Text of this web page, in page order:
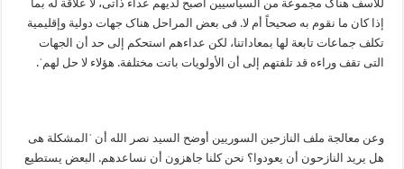
للأسف هناک مجموعة من السیاسیین أصبح لدیهم عداء ذاتی، لا علاقة له بما
إذا کان ما نقوم به صحیحاً أم لا. فی بعض المراحل هناک جهات دولیة وإقلیمیة
تکلف جماعات تابعة لها بمعاداتنا، لکن عداءهم استحکم إلی حد أن الجهات
التی تقف وراءه قد تلفتهم إلی أن الأولویات باتت مختلفة. هؤلاء لا حل لهمˈ.
وعن معالجة ملف النازحین السوریین أوضح السید نصر الله أن ˈالمشکلة هی
هل یرید النازحون أن یعودوا؟ نحن کلنا جاهزون أن نساعدهم. البعض یستطیع